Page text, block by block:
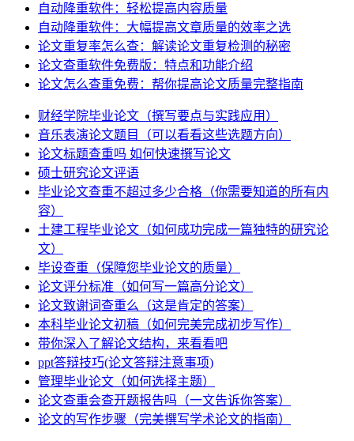
自动降重软件：轻松提高内容质量
自动降重软件：大幅提高文章质量的效率之选
论文重复率怎么查：解读论文重复检测的秘密
论文查重软件免费版：特点和功能介绍
论文怎么查重免费：帮你提高论文质量完整指南
财经学院毕业论文（撰写要点与实践应用）
音乐表演论文题目（可以看看这些选题方向）
论文标题查重吗 如何快速撰写论文
硕士研究论文评语
毕业论文查重不超过多少合格（你需要知道的所有内
容）
土建工程毕业论文（如何成功完成一篇独特的研究论
文）
毕设查重（保障您毕业论文的质量）
论文评分标准（如何写一篇高分论文）
论文致谢词查重么（这是肯定的答案）
本科毕业论文初稿（如何完美完成初步写作）
带你深入了解论文结构，来看看吧
ppt答辩技巧(论文答辩注意事项)
管理毕业论文（如何选择主题）
论文查重会查开题报告吗（一文告诉你答案）
论文的写作步骤（完美撰写学术论文的指南）